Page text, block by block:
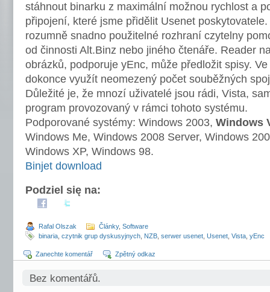
stáhnout binarku z maximální možnou rychlost a
připojení, které jsme přidělit Usenet
rozumně snadno použitelné rozhraní czytelny
od činnosti Alt.Binz nebo jiného čtenáře. Reader
obrázků, podporuje yEnc, může předložit spisy.
dokonce využít neomezený počet souběžných
Důležité je, že mnozí uživatelé jsou rádi, Vista,
program provozovaný v rámci tohoto systému.
Podporované systémy: Windows 2003, Windows
Windows Me, Windows 2008 Server, Windows
Windows XP, Windows 98.
Binjet download
Podziel się na:
Rafal Olszak Články, Software
binaria czytnik grup dyskusyjnych NZB serwer usenet Usenet Vista yEnc
Zanechte komentář Zpětný odkaz
Bez komentářů.